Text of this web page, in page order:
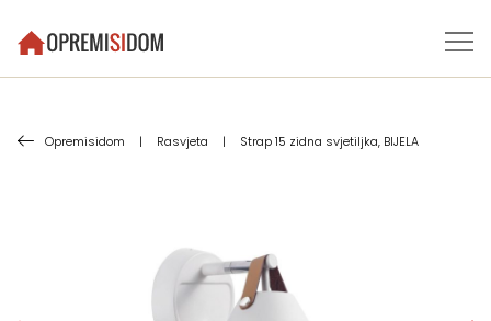
Opremisidom | Rasvjeta | Strap 15 zidna svjetiljka, BIJELA